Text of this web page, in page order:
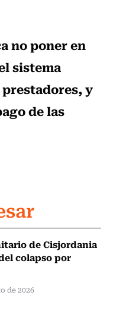
no poner en
sistema
y
de las
de Cisjordania
colapso por
de 2026